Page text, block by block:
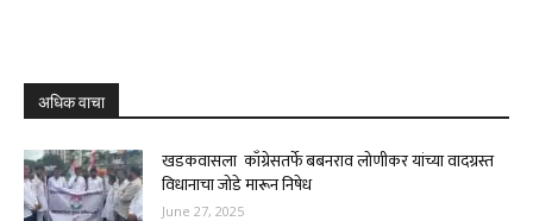
अधिक वाचा
खडकवासला काँग्रेसतर्फे बबनराव लोणीकर यांच्या वादग्रस्त
विधानाचा जोडे मारून निषेध
June 27, 2025